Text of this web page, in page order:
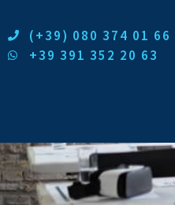
(+39) 080 374 01 66
+39 391 352 20 63